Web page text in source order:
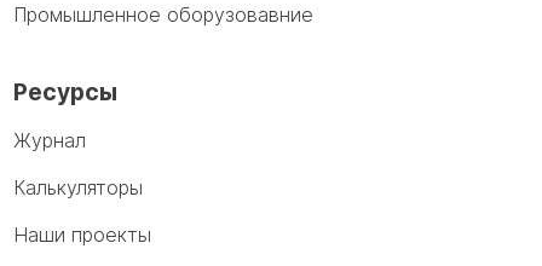
Промышленное оборузовавние
Ресурсы
Журнал
Калькуляторы
Наши проекты